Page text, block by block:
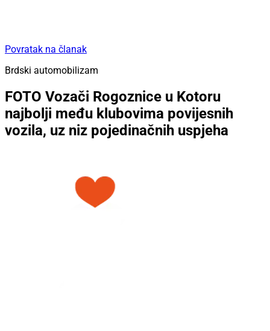
Povratak na članak
Brdski automobilizam
FOTO Vozači Rogoznice u Kotoru
najbolji među klubovima povijesnih
vozila, uz niz pojedinačnih uspjeha